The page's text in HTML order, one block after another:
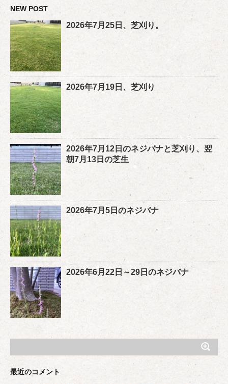
NEW POST
2026年7月25日、芝刈り。
2026年7月19日、芝刈り
2026年7月12日のネジバナと芝刈り、翌
朝7月13日の芝生
2026年7月5日のネジバナ
2026年6月22日～29日のネジバナ
最近のコメント